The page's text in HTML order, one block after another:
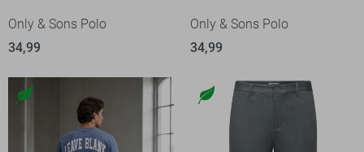
Only & Sons Polo
34,99
Only & Sons Polo
34,99